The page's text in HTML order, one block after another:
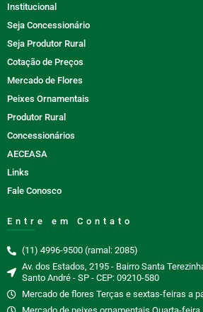
Institucional
Seja Concessionário
Seja Produtor Rural
Cotação de Preços
Mercado de Flores
Peixes Ornamentais
Produtor Rural
Concessionários
AECEASA
Links
Fale Conosco
Entre em Contato
(11) 4996-9500 (ramal: 2085)
Av. dos Estados, 2195 - Bairro Santa
Santo André - SP - CEP: 09210-580
Mercado de flores Terças e sextas-feiras a